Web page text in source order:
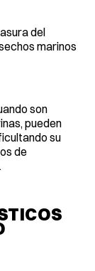
del
marinos
son
pueden
su
de